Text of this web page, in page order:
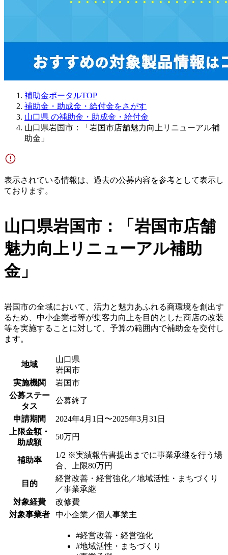
補助金ポータルTOP
補助金・助成金・給付金をさがす
山口県 の補助金・助成金・給付金
山口県岩国市：「岩国市店舗魅力向上リニューアル補
助金」
表示されている情報は、過去の公募内容を参考として表示し
ております。
山口県岩国市：「岩国市店舗
魅力向上リニューアル補助
金」
岩国市の全域において、活力と魅力あふれる商環境を創出す
るため、中小企業者等が集客力向上を目的とした商店の改装
等を実施することに対して、予算の範囲内で補助金を交付し
ます。
地域
山口県
岩国市
実施機関
岩国市
公募ステー
タス
公募終了
申請期間
2024年4月1日〜2025年3月31日
上限金額・
助成額
50万円
補助率
1/2 ※実績報告書提出までに事業承継を行う場
合、上限80万円
目的
経営改善・経営強化／地域活性・まちづくり
／事業承継
対象経費
改修費
対象事業者
中小企業／個人事業主
#経営改善・経営強化
#地域活性・まちづくり